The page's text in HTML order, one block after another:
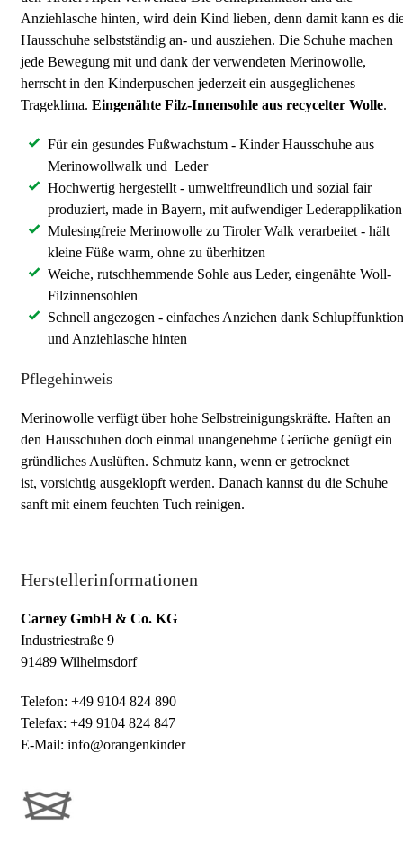
Anziehlasche hinten, wird dein Kind lieben, denn damit kann es
Hausschuhe selbstständig an- und ausziehen. Die Schuhe machen
jede Bewegung mit und dank der verwendeten Merinowolle,
herrscht in den Kinderpuschen jederzeit ein ausgeglichenes
Trageklima. Eingenähte Filz-Innensohle aus recycelter Wolle.
Für ein gesundes Fußwachstum - Kinder Hausschuhe aus
Merinowollwalk und Leder
Hochwertig hergestellt - umweltfreundlich und sozial fair
produziert, made in Bayern, mit aufwendiger Lederapplikation
Mulesingfreie Merinowolle zu Tiroler Walk verarbeitet - hält
kleine Füße warm, ohne zu überhitzen
Weiche, rutschhemmende Sohle aus Leder, eingenähte Woll-
Filzinnensohlen
Schnell angezogen - einfaches Anziehen dank Schlupffunktion
und Anziehlasche hinten
Pflegehinweis
Merinowolle verfügt über hohe Selbstreinigungskräfte. Haften an
den Hausschuhen doch einmal unangenehme Gerüche genügt ein
gründliches Auslüften. Schmutz kann, wenn er getrocknet
ist, vorsichtig ausgeklopft werden. Danach kannst du die Schuhe
sanft mit einem feuchten Tuch reinigen.
Herstellerinformationen
Carney GmbH & Co. KG
Industriestraße 9
91489 Wilhelmsdorf
Telefon: +49 9104 824 890
Telefax: +49 9104 824 847
E-Mail: info@orangenkinder